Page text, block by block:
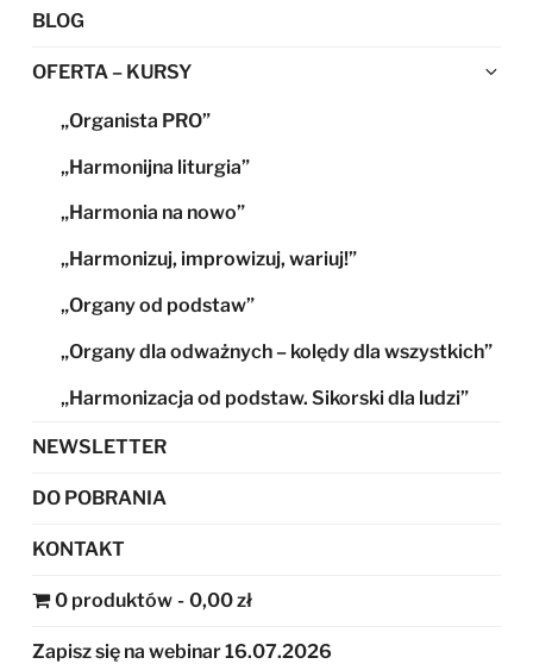
BLOG
OFERTA – KURSY
„Organista PRO”
„Harmonijna liturgia”
„Harmonia na nowo”
„Harmonizuj, improwizuj, wariuj!”
„Organy od podstaw”
„Organy dla odważnych – kolędy dla wszystkich”
„Harmonizacja od podstaw. Sikorski dla ludzi”
NEWSLETTER
DO POBRANIA
KONTAKT
0 produktów 0,00 zł
Zapisz się na webinar 16.07.2026